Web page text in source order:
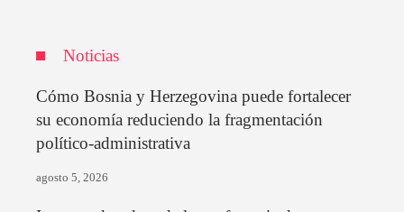
Noticias
Cómo Bosnia y Herzegovina puede fortalecer
su economía reduciendo la fragmentación
político-administrativa
agosto 5, 2026